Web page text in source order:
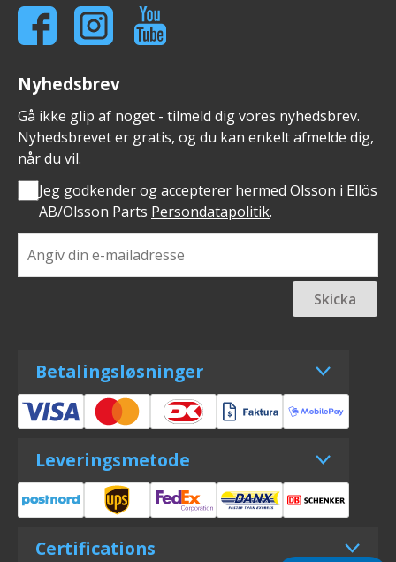
Nyhedsbrev
Gå ikke glip af noget - tilmeld dig vores nyhedsbrev.
Nyhedsbrevet er gratis, og du kan enkelt afmelde dig,
når du vil.
Jeg godkender og accepterer hermed Olsson i Ellös
AB/Olsson Parts Persondatapolitik.
Skicka
Betalingsløsninger
Leveringsmetode
Certifications